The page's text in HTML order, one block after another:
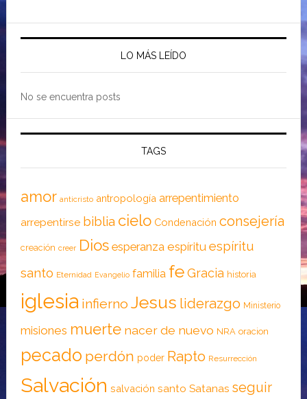
LO MÁS LEÍDO
No se encuentra posts
TAGS
amor anticristo antropología arrepentimiento
arrepentirse biblia cielo Condenación consejería
creación creer Dios esperanza espíritu espíritu
santo Eternidad Evangelio familia feGracia historia
iglesia infierno Jesus liderazgo Ministerio
misiones muerte nacer de nuevo NRA oracion
pecado perdón poder Rapto Resurrección
Salvación salvación santo Satanas seguir